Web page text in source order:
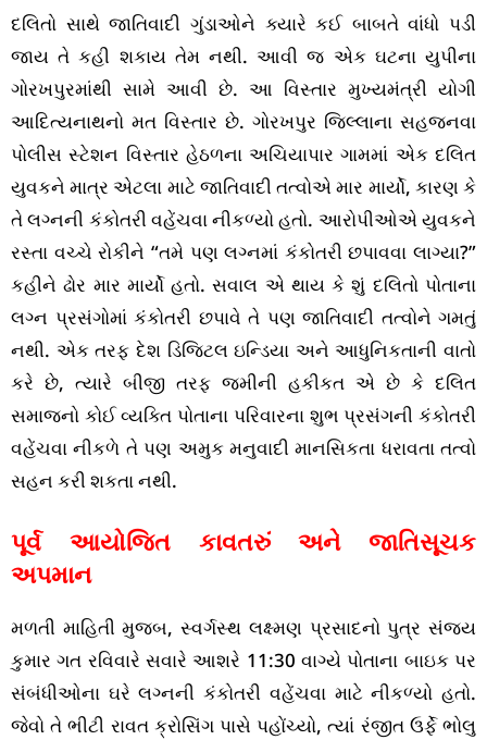
દલિતો સાથે જાતિવાદી ગુંડાઓને ક્યારે કઈ બાબતે વાંધો પડી
જાય તે કહી શકાય તેમ નથી. આવી જ એક ઘટના યુપીના
ગોરખપુરમાંથી સામે આવી છે. આ વિસ્તાર મુખ્યમંત્રી યોગી
આદિત્યનાથનો મત વિસ્તાર છે. ગોરખપુર જિલ્લાના સહજનવા
પોલીસ સ્ટેશન વિસ્તાર હેઠળના અચિયાપાર ગામમાં એક દલિત
યુવકને માત્ર એટલા માટે જાતિવાદી તત્વોએ માર માર્યો, કારણ કે
તે લગ્નની કંકોતરી વહેંચવા નીકળ્યો હતો. આરોપીઓએ યુવકને
રસ્તા વચ્ચે રોકીને “તમે પણ લગ્નમાં કંકોતરી છપાવવા લાગ્યા?”
કહીને ઢોર માર માર્યો હતો. સવાલ એ થાય કે શું દલિતો પોતાના
લગ્ન પ્રસંગોમાં કંકોતરી છપાવે તે પણ જાતિવાદી તત્વોને ગમતું
નથી. એક તરફ દેશ ડિજિટલ ઇન્ડિયા અને આધુનિકતાની વાતો
કરે છે, ત્યારે બીજી તરફ જમીની હકીકત એ છે કે દલિત
સમાજનો કોઈ વ્યક્તિ પોતાના પરિવારના શુભ પ્રસંગની કંકોતરી
વહેંચવા નીકળે તે પણ અમુક મનુવાદી માનસિકતા ધરાવતા તત્વો
સહન કરી શકતા નથી.
પૂર્વ આયોજિત કાવતરું અને જાતિસૂચક
અપમાન
મળતી માહિતી મુજબ, સ્વર્ગસ્થ લક્ષ્મણ પ્રસાદનો પુત્ર સંજય
કુમાર ગત રવિવારે સવારે આશરે 11:30 વાગ્યે પોતાના બાઇક પર
સંબંધીઓના ઘરે લગ્નની કંકોતરી વહેંચવા માટે નીકળ્યો હતો.
જેવો તે ભીટી રાવત ક્રોસિંગ પાસે પહોંચ્યો, ત્યાં રંજીત ઉર્ફે ભોલુ